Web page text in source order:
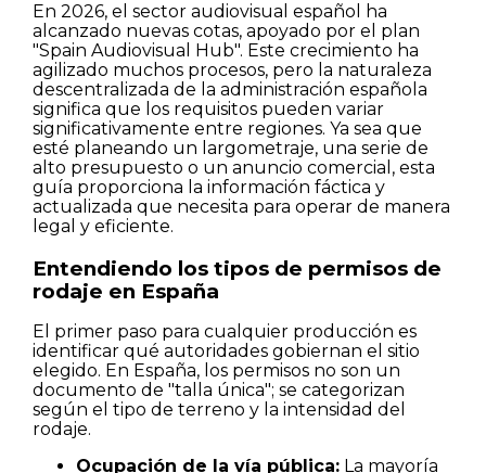
En 2026, el sector audiovisual español ha
alcanzado nuevas cotas, apoyado por el plan
"Spain Audiovisual Hub". Este crecimiento ha
agilizado muchos procesos, pero la naturaleza
descentralizada de la administración española
significa que los requisitos pueden variar
significativamente entre regiones. Ya sea que
esté planeando un largometraje, una serie de
alto presupuesto o un anuncio comercial, esta
guía proporciona la información fáctica y
actualizada que necesita para operar de manera
legal y eficiente.
Entendiendo los tipos de permisos de
rodaje en España
El primer paso para cualquier producción es
identificar qué autoridades gobiernan el sitio
elegido. En España, los permisos no son un
documento de "talla única"; se categorizan
según el tipo de terreno y la intensidad del
rodaje.
Ocupación de la vía pública: La mayoría